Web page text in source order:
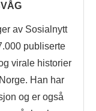
av Sosialnytt
publiserte
virale historier
Han har
og er også